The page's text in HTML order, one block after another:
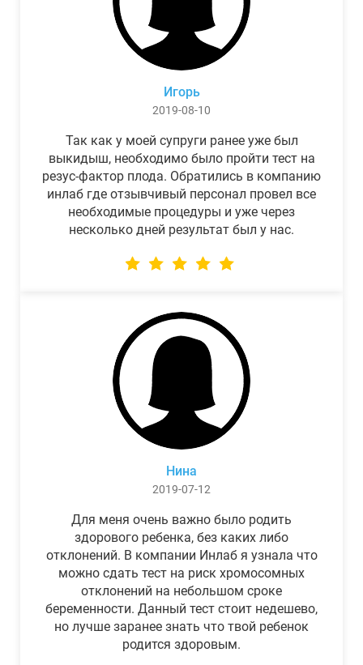
Игорь
2019-08-10
Так как у моей супруги ранее уже был
выкидыш, необходимо было пройти тест на
резус-фактор плода. Обратились в компанию
инлаб где отзывчивый персонал провел все
необходимые процедуры и уже через
несколько дней результат был у нас.
Нина
2019-07-12
Для меня очень важно было родить
здорового ребенка, без каких либо
отклонений. В компании Инлаб я узнала что
можно сдать тест на риск хромосомных
отклонений на небольшом сроке
беременности. Данный тест стоит недешево,
но лучше заранее знать что твой ребенок
родится здоровым.